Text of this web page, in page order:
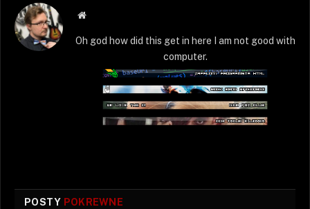
Strona
Oh god how did this get in here I am not good with
computer.
POSTY POKREWNE